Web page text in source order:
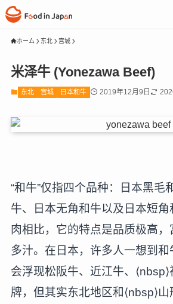
ホーム 东北 宫城
米泽牛 (Yonezawa Beef)
东北 宫城 日本和牛 2019年12月9日
“和牛”仅指四个品种：日本黑毛
牛、日本无角和牛以及日本短
肉相比，它的特点是品质极高
多汁。在日本，许多人一想到
会浮现松阪牛、近江牛、
牌，但其实东北地区和⟨nbsp⟩